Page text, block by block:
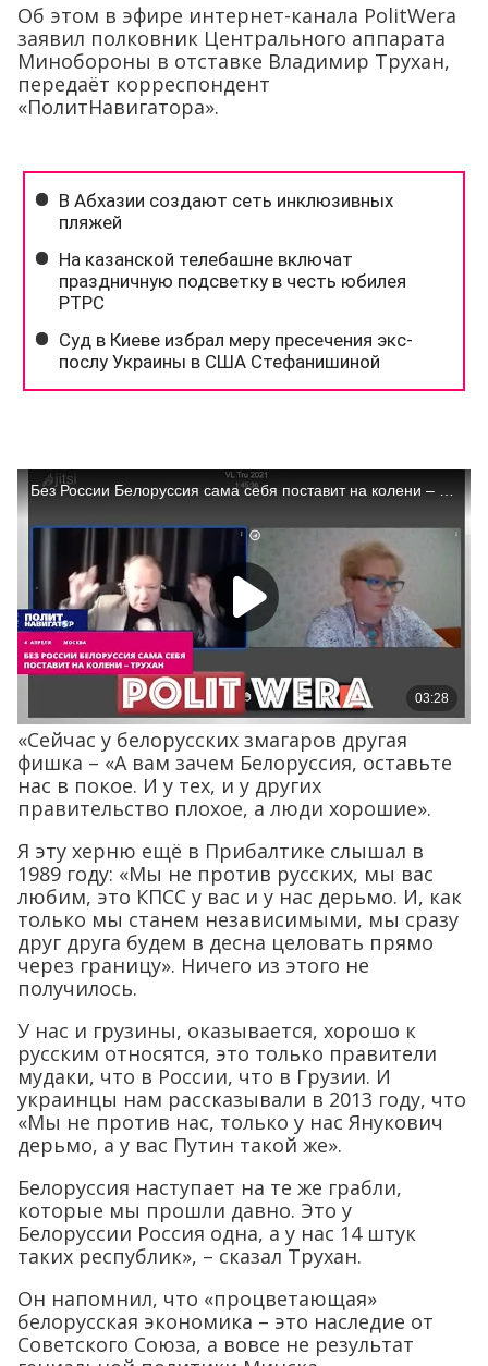
Об этом в эфире интернет-канала PolitWera
заявил полковник Центрального аппарата
Минобороны в отставке Владимир Трухан,
передаёт корреспондент
«ПолитНавигатора».
«Сейчас у белорусских змагаров другая
фишка – «А вам зачем Белоруссия, оставьте
нас в покое. И у тех, и у других
правительство плохое, а люди хорошие».
Я эту херню ещё в Прибалтике слышал в
1989 году: «Мы не против русских, мы вас
любим, это КПСС у вас и у нас дерьмо. И, как
только мы станем независимыми, мы сразу
друг друга будем в десна целовать прямо
через границу». Ничего из этого не
получилось.
У нас и грузины, оказывается, хорошо к
русским относятся, это только правители
мудаки, что в России, что в Грузии. И
украинцы нам рассказывали в 2013 году, что
«Мы не против нас, только у нас Янукович
дерьмо, а у вас Путин такой же».
Белоруссия наступает на те же грабли,
которые мы прошли давно. Это у
Белоруссии Россия одна, а у нас 14 штук
таких республик», – сказал Трухан.
Он напомнил, что «процветающая»
белорусская экономика – это наследие от
Советского Союза, а вовсе не результат